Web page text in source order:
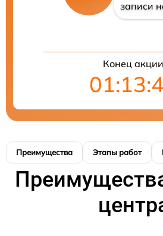
записи
Конец акции
Преимущества Этапы работ